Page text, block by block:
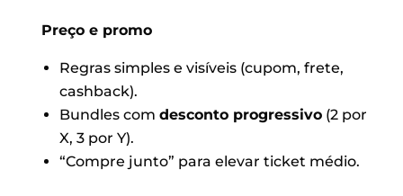
Preço e promo
Regras simples e visíveis (cupom, frete,
cashback).
Bundles com desconto progressivo(2 por
X, 3 por Y).
“Compre junto” para elevar ticket médio.